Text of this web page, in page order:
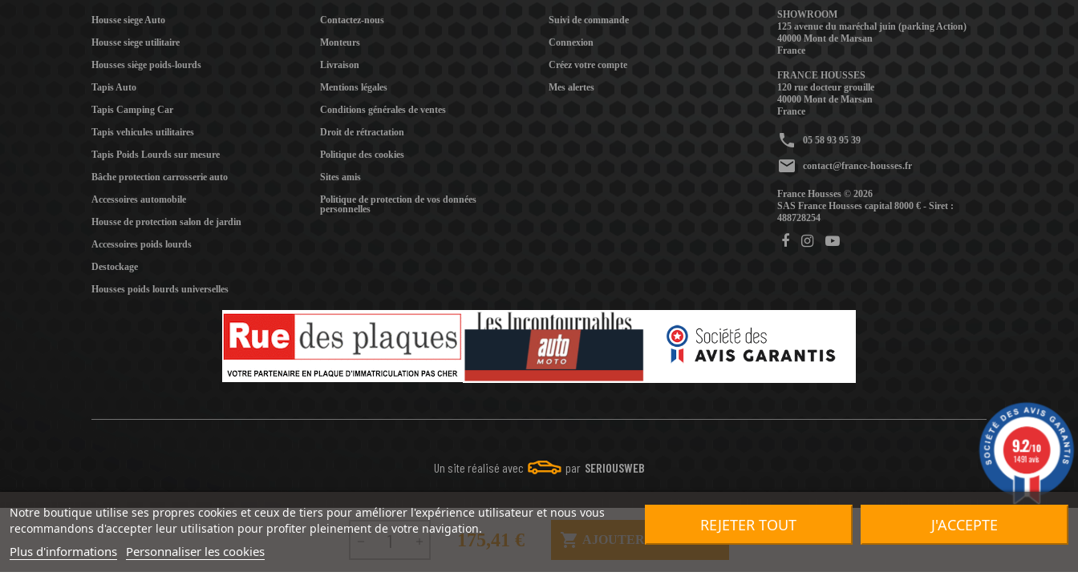
175,41 €  AJOUTER AU PANIER
Housse siege Auto
Housse siege utilitaire
Housses siège poids-lourds
Tapis Auto
Tapis Camping Car
Tapis vehicules utilitaires
Tapis Poids Lourds sur mesure
Bâche protection carrosserie auto
Accessoires automobile
Housse de protection salon de jardin
Accessoires poids lourds
Destockage
Housses poids lourds universelles
Contactez-nous
Monteurs
Livraison
Mentions légales
Conditions générales de ventes
Droit de rétractation
Politique des cookies
Sites amis
Politique de protection de vos données
personnelles
Suivi de commande
Connexion
Créez votre compte
Mes alertes
SHOWROOM
125 avenue du maréchal juin (parking Action)
40000 Mont de Marsan
France
FRANCE HOUSSES
120 rue docteur grouille
40000 Mont de Marsan
France
phone 05 58 93 95 39
mail contact@france-housses.fr
France Housses © 2026
SAS France Housses capital 8000 € - Siret :
488728254
Notre boutique utilise ses propres cookies et ceux de tiers pour améliorer l'expérience utilisateur et nous vous
recommandons d'accepter leur utilisation pour profiter pleinement de votre navigation.
Plus d'informations Personnaliser les cookies
REJETER TOUT J'ACCEPTE
Un site réalisé avec par SERIOUSWEB
9.2/10
1491 avis